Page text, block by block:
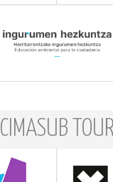
CIMASUB TOUR